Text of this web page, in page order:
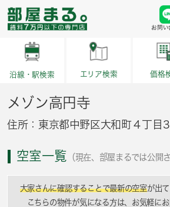
お問い
沿線・駅検索 エリア検索 価格
メゾン高円寺
住所：東京都中野区大和町４丁目
空室一覧 （現在、部屋まるでは公開
大家さんに確認することで最新の空室が出
こちらの物件が気になる方は、お気軽に